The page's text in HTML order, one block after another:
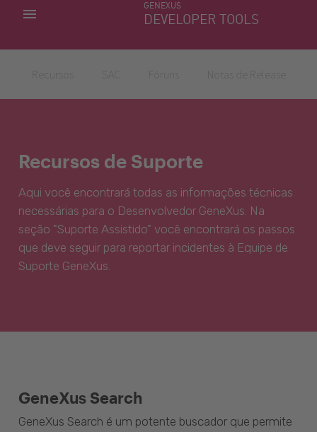
GENEXUS
DEVELOPER TOOLS
MINHAS APLICACÕES
Recursos de Suporte
Aqui você encontrará todas as informações técnicas
necessárias para o Desenvolvedor GeneXus. Na
seção "Suporte Assistido" você encontrará os passos
que deve seguir para reportar incidentes à Equipe de
Suporte GeneXus.
GeneXus Search
GeneXus Search é um potente buscador que permite